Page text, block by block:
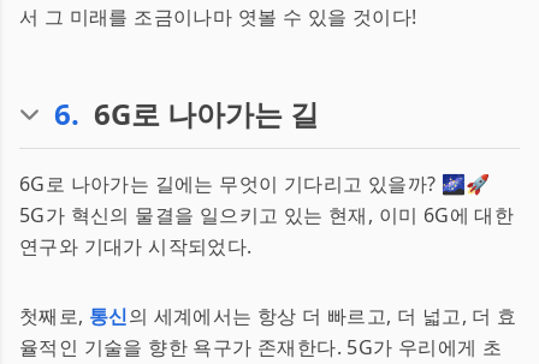
서 그 미래를 조금이나마 엿볼 수 있을 것이다!
6. 6G로 나아가는 길
6G로 나아가는 길에는 무엇이 기다리고 있을까? 🌌🚀
5G가 혁신의 물결을 일으키고 있는 현재, 이미 6G에 대한
연구와 기대가 시작되었다.
첫째로, 통신의 세계에서는 항상 더 빠르고, 더 넓고, 더 효
율적인 기술을 향한 욕구가 존재한다. 5G가 우리에게 초